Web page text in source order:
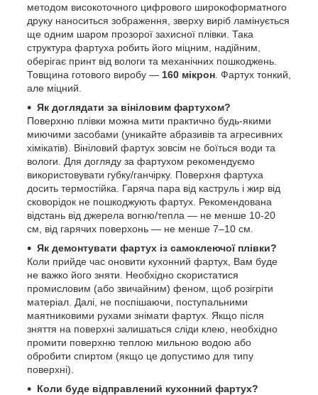
методом високоточного цифрового широкоформатного
друку наноситься зображення, зверху виріб ламінується
ще одним шаром прозорої захисної плівки. Така
структура фартуха робить його міцним, надійним,
оберігає принт від вологи та механічних пошкоджень.
Товщина готового виробу — 160 мікрон . Фартух тонкий,
але міцний.
Як доглядати за вініловим фартухом?
Поверхню плівки можна мити практично будь-якими
миючими засобами (уникайте абразивів та агресивних
хімікатів). Вініловий фартух зовсім не боїться води та
вологи. Для догляду за фартухом рекомендуємо
використовувати губку/ганчірку. Поверхня фартуха
досить термостійка. Гаряча пара від каструль і жир від
сковорідок не пошкоджують фартух. Рекомендована
відстань від джерела вогню/тепла — не менше 10-20
см, від гарячих поверхонь — не менше 7–10 см.
Як демонтувати фартух із самоклеючої плівки?
Коли прийде час оновити кухонний фартух, Вам буде
не важко його зняти. Необхідно скористатися
промисловим (або звичайним) феном, щоб розігріти
матеріал. Далі, не поспішаючи, поступальними
маятниковими рухами знімати фартух. Якщо після
зняття на поверхні залишаться сліди клею, необхідно
промити поверхню теплою мильною водою або
обробити спиртом (якщо це допустимо для типу
поверхні).
Коли буде відправлений кухонний фартух?